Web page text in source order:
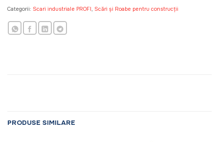
Categorii: Scari industriale PROFI, Scări și Roabe pentru construcții
PRODUSE SIMILARE